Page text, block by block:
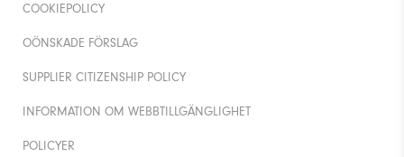
COOKIEPOLICY
OÖNSKADE FÖRSLAG
SUPPLIER CITIZENSHIP POLICY
INFORMATION OM WEBBTILLGÄNGLIGHET
POLICYER